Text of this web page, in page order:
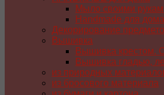
Мыло своими
Handmade для
Декорирование
Вышивка
Вышивка крестом.
Вышивка гладью,
из природных
из бросового материала